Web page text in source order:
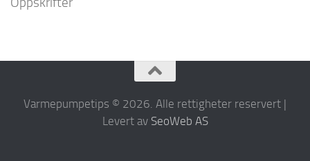
Varmepumpetips © 2026. Alle rettigheter reservert |
Levert av SeoWeb AS